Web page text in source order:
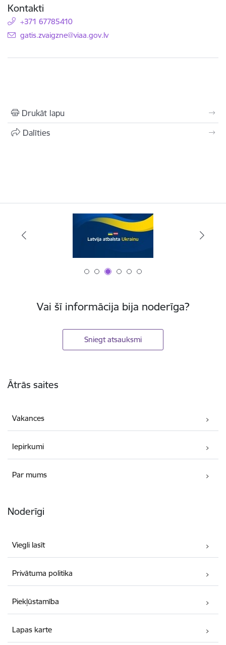
Kontakti
+371 67785410
E-pasts:
gatis.zvaigzne@viaa.gov.lv
Drukāt lapu
Dalīties
Vai šī informācija bija noderīga?
Sniegt atsauksmi
Ātrās saites
Vakances
Iepirkumi
Par mums
Noderīgi
Viegli lasīt
Privātuma politika
Piekļūstamība
Lapas karte